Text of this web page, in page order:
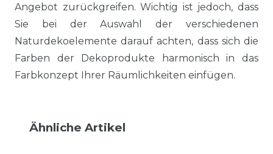
Angebot zurückgreifen. Wichtig ist jedoch, dass
Sie bei der Auswahl der verschiedenen
Naturdekoelemente darauf achten, dass sich die
Farben der Dekoprodukte harmonisch in das
Farbkonzept Ihrer Räumlichkeiten einfügen.
Ähnliche Artikel